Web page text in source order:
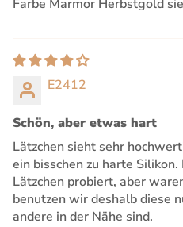
Farbe Marmor Herbstgold
E2412
Schön, aber etwas hart
Lätzchen sieht sehr
ein bisschen zu harte
Lätzchen probiert, aber
benutzen wir deshalb diese
andere in der Nähe sind.